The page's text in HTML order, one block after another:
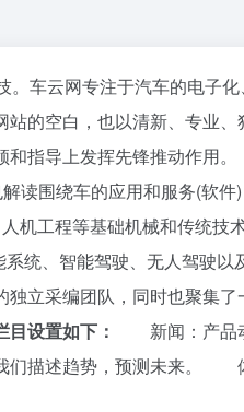
。车云网专注于汽车的电子
的空白，也以清新、专业
和指导上发挥先锋推动作
读围绕车的应用和服务(
机工程等基础机械和传统
系统、智能驾驶、无人驾
立采编团队，同时也聚集
设置如下：
新闻：产品
描述趋势，预测未来。